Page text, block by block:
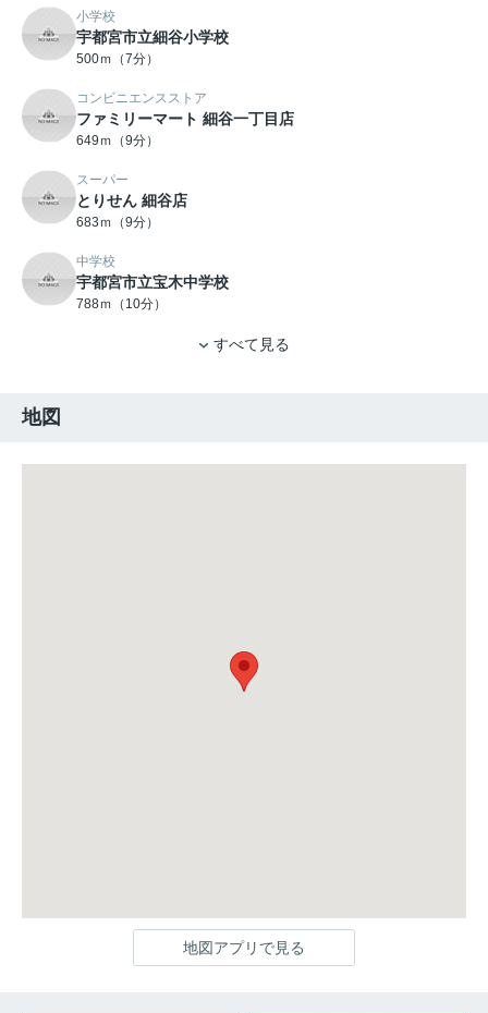
小学校
宇都宮市立細谷小学校
500ｍ（7分）
コンビニエンスストア
ファミリーマート 細谷一丁目店
649ｍ（9分）
スーパー
とりせん 細谷店
683ｍ（9分）
中学校
宇都宮市立宝木中学校
788ｍ（10分）
すべて見る
地図
地図アプリで見る